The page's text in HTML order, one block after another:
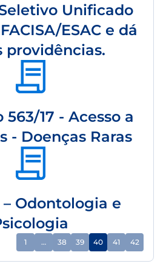
Unificado
ESAC e dá
providências.
563/17 - Acesso a
- Doenças Raras
Odontologia e
1 … 38 39 40 41 42